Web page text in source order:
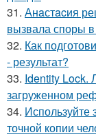
31. Анaстacия
вызвала споры в
32. Как
- результат?
33. Identity Lock.
загруженном
34. Используйте
точной копии